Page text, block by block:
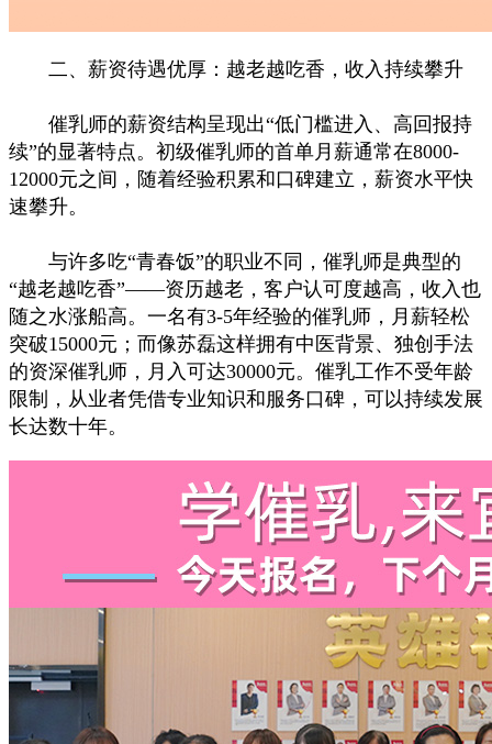
二、薪资待遇优厚：越老越吃香，收入持续攀升
催乳师的薪资结构呈现出“低门槛进入、高回报持
续”的显著特点。初级催乳师的首单月薪通常在8000-
12000元之间，随着经验积累和口碑建立，薪资水平快
速攀升。
与许多吃“青春饭”的职业不同，催乳师是典型的
“越老越吃香”——资历越老，客户认可度越高，收入也
随之水涨船高。一名有3-5年经验的催乳师，月薪轻松
突破15000元；而像苏磊这样拥有中医背景、独创手法
的资深催乳师，月入可达30000元。催乳工作不受年龄
限制，从业者凭借专业知识和服务口碑，可以持续发展
长达数十年。